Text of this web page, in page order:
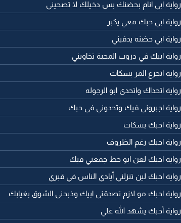
رواية ابي انام بحضنك بس دخيلك لا تصحيني
رواية ابي حبك معي يكبر
رواية ابي حضنه يدفيني
رواية ابيك في دروب المحبة تخاويني
رواية اتجرع المر بسكات
رواية اتحداك واتحدى ابو الرجوله
رواية اجبروني فيك وتحدوني في حبك
رواية احبك بسكات
رواية احبك رغم الظروف
رواية احبك لعن ابو حظ جمعني فيك
رواية احبك لين تنزلني أيادي الناس في قبري
رواية احبك مو لازم تصدقني ابيك وذبحني الشوق بغيابك
رواية أحبك يشهد الله علي